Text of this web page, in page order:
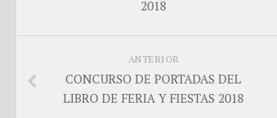
2018
ANTERIOR
CONCURSO DE PORTADAS DEL
LIBRO DE FERIA Y FIESTAS 2018